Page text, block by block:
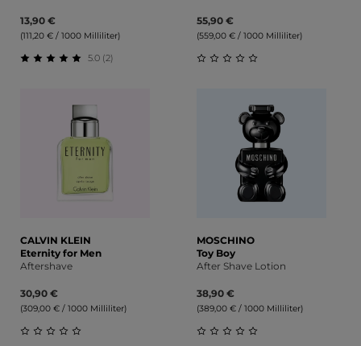
13,90 €
(111,20 € / 1000 Milliliter)
5.0 (2)
55,90 €
(559,00 € / 1000 Milliliter)
CALVIN KLEIN
Eternity for Men
Aftershave
30,90 €
(309,00 € / 1000 Milliliter)
MOSCHINO
Toy Boy
After Shave Lotion
38,90 €
(389,00 € / 1000 Milliliter)